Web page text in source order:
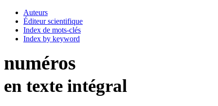
Auteurs
Éditeur scientifique
Index de mots-clés
Index by keyword
numéros
en texte intégral